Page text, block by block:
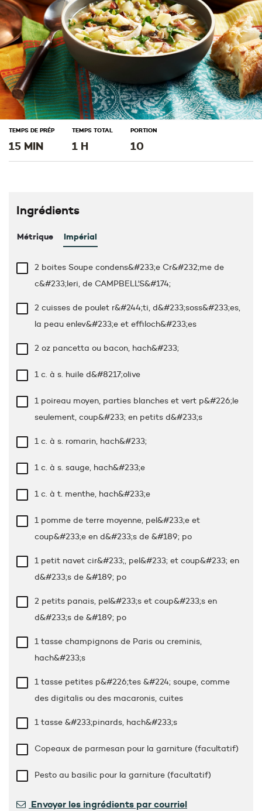
TEMPS DE PRÉP
15 MIN
TEMPS TOTAL
1 H
PORTION
10
Ingrédients
Métrique Impérial
2 boites Soupe condens&#233;e Cr&#232;me de
c&#233;leri, de CAMPBELL'S&#174;
2 cuisses de poulet r&#244;ti, d&#233;soss&#233;es,
la peau enlev&#233;e et effiloch&#233;es
2 oz pancetta ou bacon, hach&#233;
1 c. à s. huile d&#8217;olive
1 poireau moyen, parties blanches et vert p&#226;le
seulement, coup&#233; en petits d&#233;s
1 c. à s. romarin, hach&#233;
1 c. à s. sauge, hach&#233;e
1 c. à t. menthe, hach&#233;e
1 pomme de terre moyenne, pel&#233;e et
coup&#233;e en d&#233;s de &#189; po
1 petit navet cir&#233;, pel&#233; et coup&#233; en
d&#233;s de &#189; po
2 petits panais, pel&#233;s et coup&#233;s en
d&#233;s de &#189; po
1 tasse champignons de Paris ou creminis,
hach&#233;s
1 tasse petites p&#226;tes &#224; soupe, comme
des digitalis ou des macaronis, cuites
1 tasse &#233;pinards, hach&#233;s
Copeaux de parmesan pour la garniture (facultatif)
Pesto au basilic pour la garniture (facultatif)
Envoyer les ingrédients par courriel